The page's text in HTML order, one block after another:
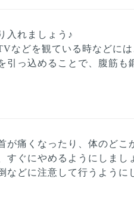
入れましょう♪
などを観ている時などに
引っ込めることで、腹筋も
が痛くなったり、体のどこ
すぐにやめるようにしまし
などに注意して行うように